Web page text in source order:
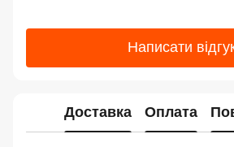
Написати
Доставка Оплата